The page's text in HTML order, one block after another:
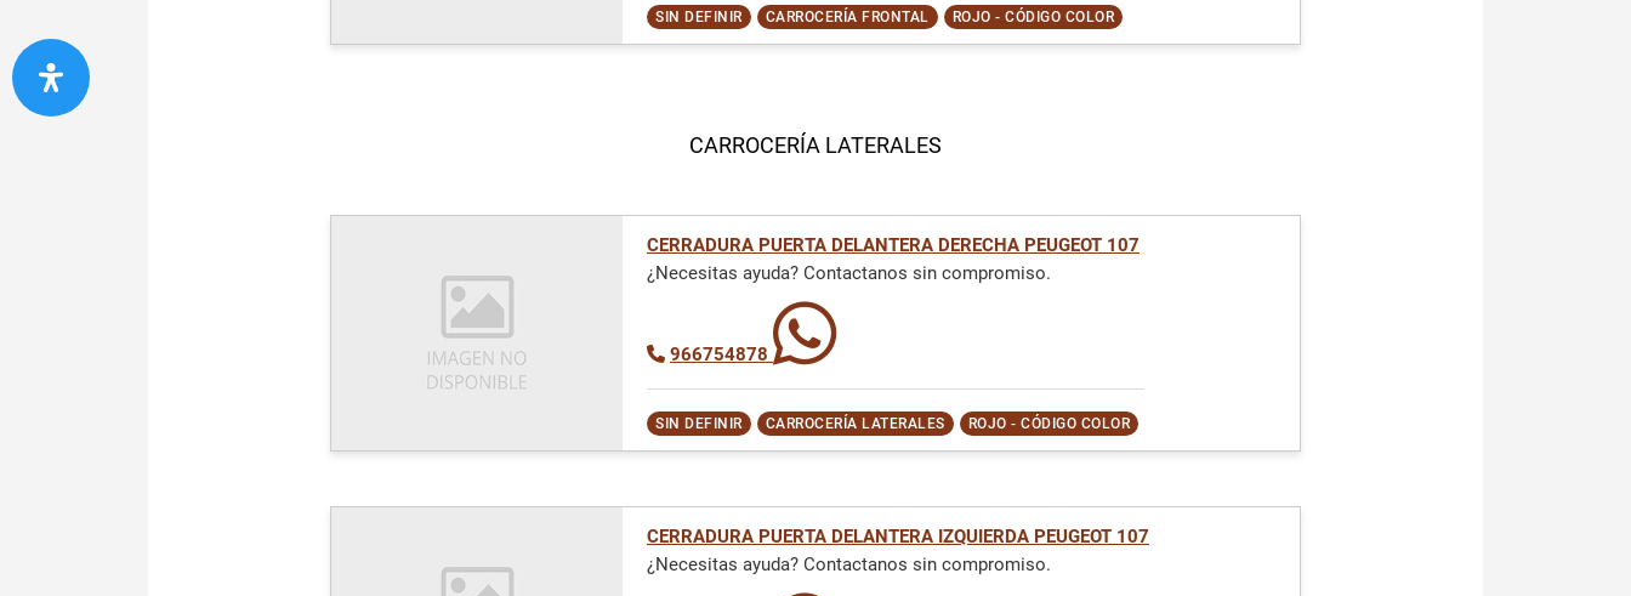
SIN DEFINIR CARROCERÍA FRONTAL ROJO - CÓDIGO COLOR
CARROCERÍA LATERALES
CERRADURA PUERTA DELANTERA DERECHA PEUGEOT 107
¿Necesitas ayuda? Contactanos sin compromiso.
966754878
SIN DEFINIR CARROCERÍA LATERALES ROJO - CÓDIGO COLOR
CERRADURA PUERTA DELANTERA IZQUIERDA PEUGEOT 107
¿Necesitas ayuda? Contactanos sin compromiso.